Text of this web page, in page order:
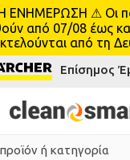
⚠ Οι
από 07/08 έως
από τη
Επίσημος